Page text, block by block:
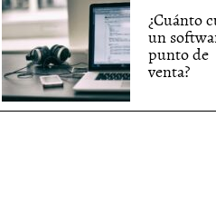
¿Cuánto
un
punto de
venta?